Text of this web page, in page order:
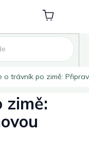
Nákupní
košík
o trávník po zimě:
zimě: